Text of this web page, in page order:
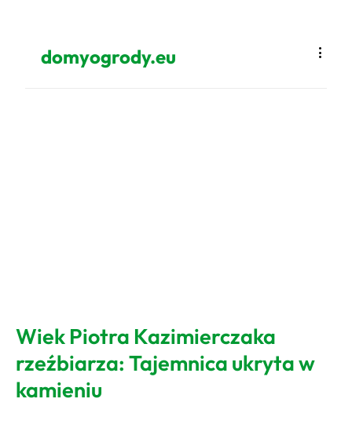
domyogrody.eu
Wiek Piotra Kazimierczaka
rzeźbiarza: Tajemnica ukryta w
kamieniu